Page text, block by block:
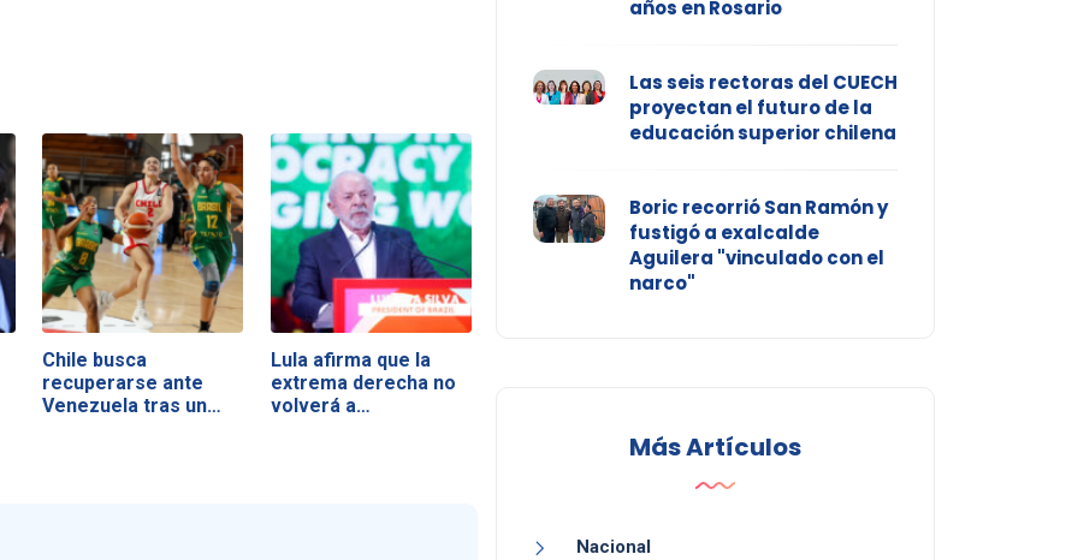
Chile busca
recuperarse ante
Venezuela tras un
Lula afirma que la
extrema derecha no
volverá a…
años en Rosario
Las seis rectoras del CUECH
proyectan el futuro de la
educación superior chilena
Boric recorrió San Ramón y
fustigó a exalcalde
Aguilera "vinculado con el
narco"
Más Artículos
Nacional